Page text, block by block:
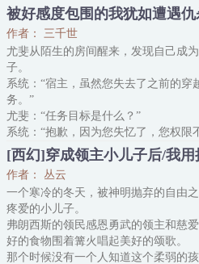
向阳花死于黎明之前，高岭之花染上淤
他在药物和魔力的双重作用下，变成了
由高贵圣洁的骑士，变成了连自我意
级魅魔
知晓未来的九彦气乐了，就算现实不
男主给砍了！
紧接着九彦发现，这具身体被下药的
被好感度包围的我犹如遭遇仇
作者： 三千世
尤斐从陌生的房间醒来，发现自己成
子。
系统：“宿主，虽然您失去了之前的穿
务。”
尤斐：“任务目标是什么？”
系统：“抱歉，因为您失忆了，您权限
尤斐：“那不是爽死了吗？”
系统：？？？
想想吧，有这么一款超喜欢的游戏，
功，打出了BE，失去了记忆，忘记
但没关系！现在！他可以重新玩一遍了
甚至因为失忆被取消了权限，不用管
还有这种好事？！想想就令人激动。
[西幻]穿成领主小儿子后/我
作者： 丛云
一个寒冷的冬天，被神明抛弃的自由
疼爱的小儿子。
弗朗西斯的领民感恩勇武的领主和慈
好的食物围着篝火唱起美好的颂歌。
那个时候没有一个人知道这个柔弱的